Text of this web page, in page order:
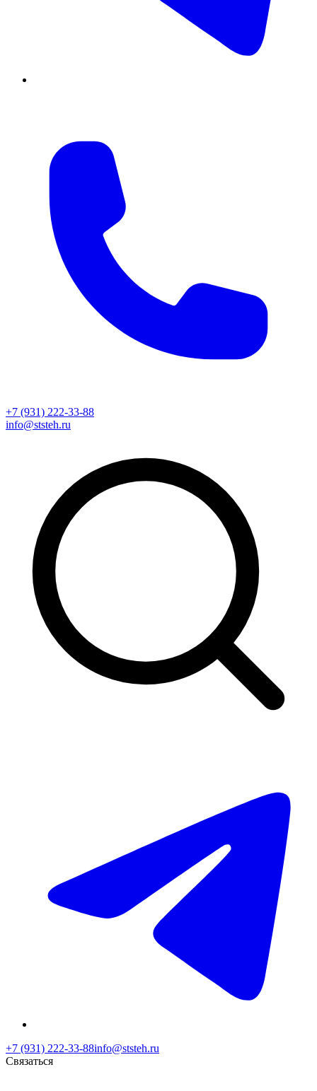
+7 (931) 222-33-88
info@ststeh.ru
+7 (931) 222-33-88info@ststeh.ru
Связаться